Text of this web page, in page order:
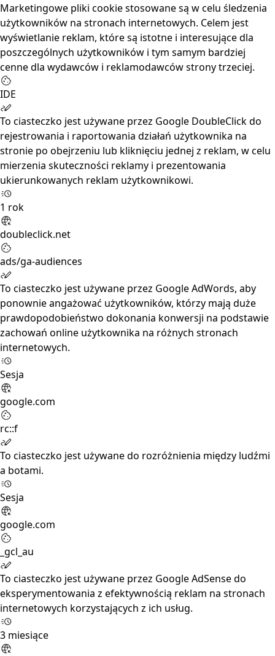
Marketingowe pliki cookie stosowane są w celu śledzenia
użytkowników na stronach internetowych. Celem jest
wyświetlanie reklam, które są istotne i interesujące dla
poszczególnych użytkowników i tym samym bardziej
cenne dla wydawców i reklamodawców strony trzeciej.
IDE
To ciasteczko jest używane przez Google DoubleClick do
rejestrowania i raportowania działań użytkownika na
stronie po obejrzeniu lub kliknięciu jednej z reklam, w celu
mierzenia skuteczności reklamy i prezentowania
ukierunkowanych reklam użytkownikowi.
1 rok
doubleclick.net
ads/ga-audiences
To ciasteczko jest używane przez Google AdWords, aby
ponownie angażować użytkowników, którzy mają duże
prawdopodobieństwo dokonania konwersji na podstawie
zachowań online użytkownika na różnych stronach
internetowych.
Sesja
google.com
rc::f
To ciasteczko jest używane do rozróżnienia między ludźmi
a botami.
Sesja
google.com
_gcl_au
To ciasteczko jest używane przez Google AdSense do
eksperymentowania z efektywnością reklam na stronach
internetowych korzystających z ich usług.
3 miesiące